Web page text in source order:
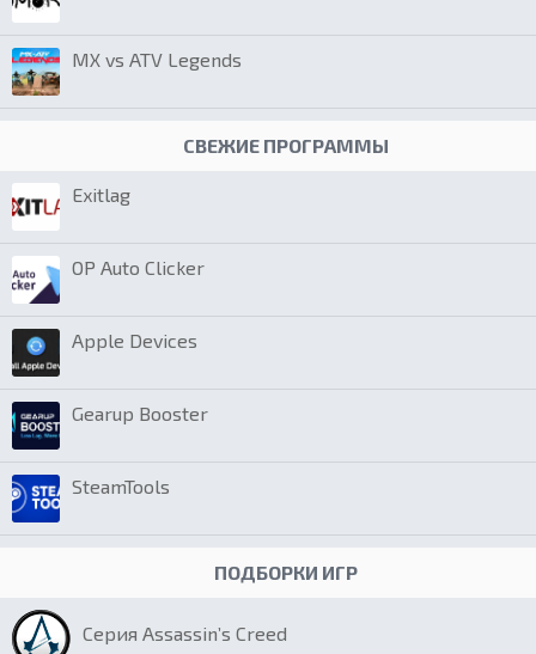
MX vs ATV Legends
СВЕЖИЕ ПРОГРАММЫ
Exitlag
OP Auto Clicker
Apple Devices
Gearup Booster
SteamTools
ПОДБОРКИ ИГР
Серия Assassin’s Creed